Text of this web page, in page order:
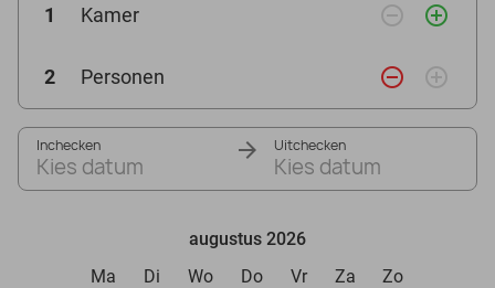
1 Kamer remove_circle_outline add_circle_outline
2 Personen remove_circle_outline add_circle_outline
Inchecken
Kies datum
Uitchecken
Kies datum
augustus 2026
Ma
Di Wo Do Vr Za Zo